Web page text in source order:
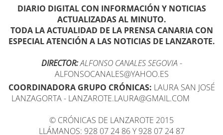
DIARIO DIGITAL CON INFORMACIÓN Y NOTICIAS
ACTUALIZADAS AL MINUTO.
TODA LA ACTUALIDAD DE LA PRENSA CANARIA CON
ESPECIAL ATENCIÓN A LAS NOTICIAS DE LANZAROTE.
DIRECTOR:ALFONSO CANALES SEGOVIA -
ALFONSOCANALES@YAHOO.ES
COORDINADORA GRUPO CRÓNICAS: LAURA SAN JOSÉ
LANZAGORTA - LANZAROTE.LAURA@GMAIL.COM
© CRÓNICAS DE LANZAROTE 2015
LLÁMANOS: 928 07 24 86 Y 928 07 24 87